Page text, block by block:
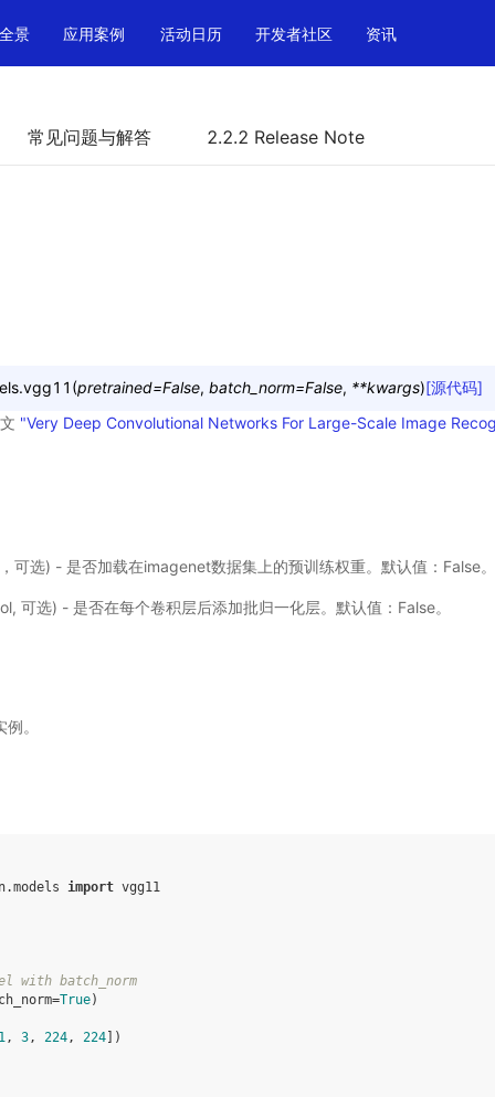
景 应用案例 活动日历 开发者社区 资讯
常见问题与解答 2.2.2 Release Note
vgg11 (pretrained=False, batch_norm=False, **kwargs)[源代码]
"Very Deep Convolutional Networks For Large-Scale Image
可选) - 是否加载在imagenet数据集上的预训练权重。默认值：False
可选) - 是否在每个卷积层后添加批归一化层。默认值：False。
。
import vgg11
with batch_norm
=True)
, 3, 224, 224 ])